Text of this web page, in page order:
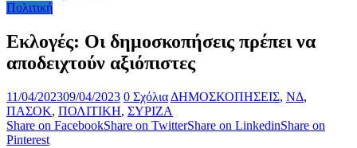
Πολιτική
Εκλογές: Οι δημοσκοπήσεις πρέπει να
αποδειχτούν αξιόπιστες
11/04/202309/04/2023 0 Σχόλια ΔΗΜΟΣΚΟΠΗΣΕΙΣ, ΝΔ,
ΠΑΣΟΚ, ΠΟΛΙΤΙΚΗ, ΣΥΡΙΖΑ
Share on FacebookShare on TwitterShare on LinkedinShare on
Pinterest